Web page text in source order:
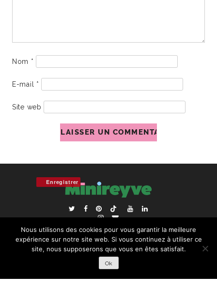
Enregistrer
Nom *
E-mail *
Site web
ACCUEIL BLOGROLL
RECHERCHER :
Nous utilisons des cookies pour vous garantir la meilleure
expérience sur notre site web. Si vous continuez à utiliser ce
site, nous supposerons que vous en êtes satisfait.
Ok